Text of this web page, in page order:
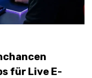
für Live E-